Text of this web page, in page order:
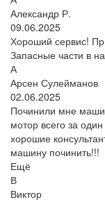
Александр Р.
09.06.2025
Хороший сервис!
Запасные части в
А
Арсен Сулейманов
02.06.2025
Починили мне
мотор всего за
хорошие
машину починить!!!
Ещё
В
Виктор